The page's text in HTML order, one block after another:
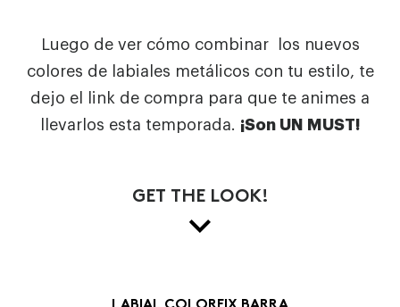
Luego de ver cómo combinar los nuevos
colores de labiales metálicos con tu estilo, te
dejo el link de compra para que te animes a
llevarlos esta temporada. ¡Son UN MUST!
GET THE LOOK!